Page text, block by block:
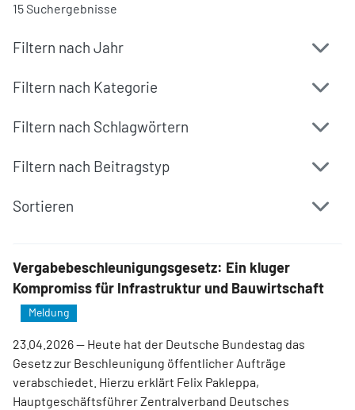
15 Suchergebnisse
Filtern nach Jahr
Filtern nach Kategorie
Filtern nach Schlagwörtern
Filtern nach Beitragstyp
Sortieren
Vergabebeschleunigungsgesetz: Ein kluger
Kompromiss für Infrastruktur und Bauwirtschaft
Meldung
23.04.2026— Heute hat der Deutsche Bundestag das
Gesetz zur Beschleunigung öffentlicher Aufträge
verabschiedet. Hierzu erklärt Felix Pakleppa,
Hauptgeschäftsführer Zentralverband Deutsches